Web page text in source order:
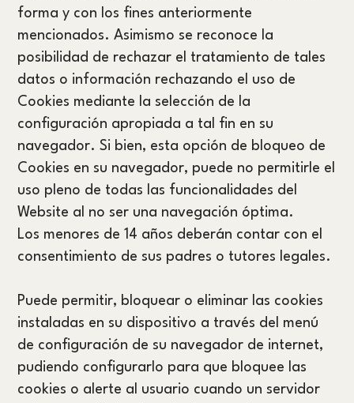
forma y con los fines anteriormente
mencionados. Asimismo se reconoce la
posibilidad de rechazar el tratamiento de tales
datos o información rechazando el uso de
Cookies mediante la selección de la
configuración apropiada a tal fin en su
navegador. Si bien, esta opción de bloqueo de
Cookies en su navegador, puede no permitirle el
uso pleno de todas las funcionalidades del
Website al no ser una navegación óptima.
Los menores de 14 años deberán contar con el
consentimiento de sus padres o tutores legales.
Puede permitir, bloquear o eliminar las cookies
instaladas en su dispositivo a través del menú
de configuración de su navegador de internet,
pudiendo configurarlo para que bloquee las
cookies o alerte al usuario cuando un servidor